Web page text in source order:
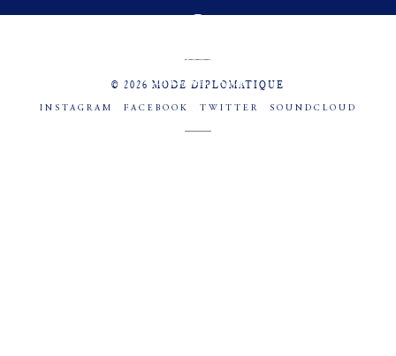
© 2026 MODE DIPLOMATIQUE
INSTAGRAM FACEBOOK TWITTER SOUNDCLOUD